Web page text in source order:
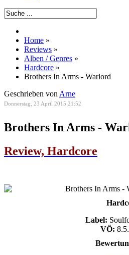
Home »
Reviews »
Alben / Genres »
Hardcore »
Brothers In Arms - Warlord
Geschrieben von Arne
Donnerstag, 23 April 2015 21:52
Brothers In Arms -
Review, Hardcore
Label:
VÖ: